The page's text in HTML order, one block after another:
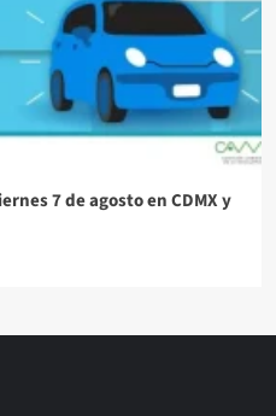
7 de agosto en CDMX y